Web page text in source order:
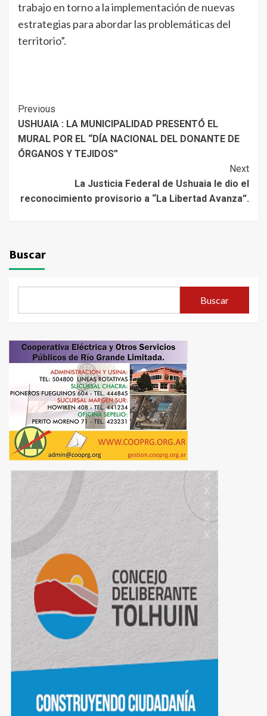
trabajo en torno a la implementación de nuevas
estrategias para abordar las problemáticas del
territorio”.
Continue
Reading
Previous
USHUAIA : LA MUNICIPALIDAD PRESENTÓ EL
MURAL POR EL “DÍA NACIONAL DEL DONANTE DE
ÓRGANOS Y TEJIDOS”
Next
La Justicia Federal de Ushuaia le dio el
reconocimiento provisorio a “La Libertad Avanza”.
Buscar
Buscar